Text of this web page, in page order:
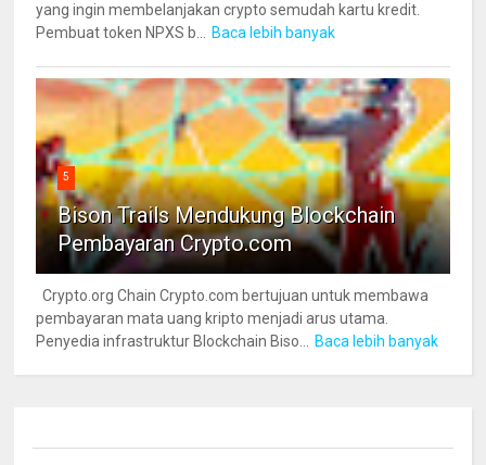
yang ingin membelanjakan crypto semudah kartu kredit.
Pembuat token NPXS b...
Baca lebih banyak
5
Bison Trails Mendukung Blockchain
Pembayaran Crypto.com
Crypto.org Chain Crypto.com bertujuan untuk membawa
pembayaran mata uang kripto menjadi arus utama.
Penyedia infrastruktur Blockchain Biso...
Baca lebih banyak